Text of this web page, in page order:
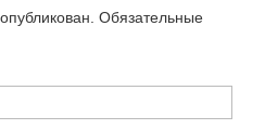
Обязательные